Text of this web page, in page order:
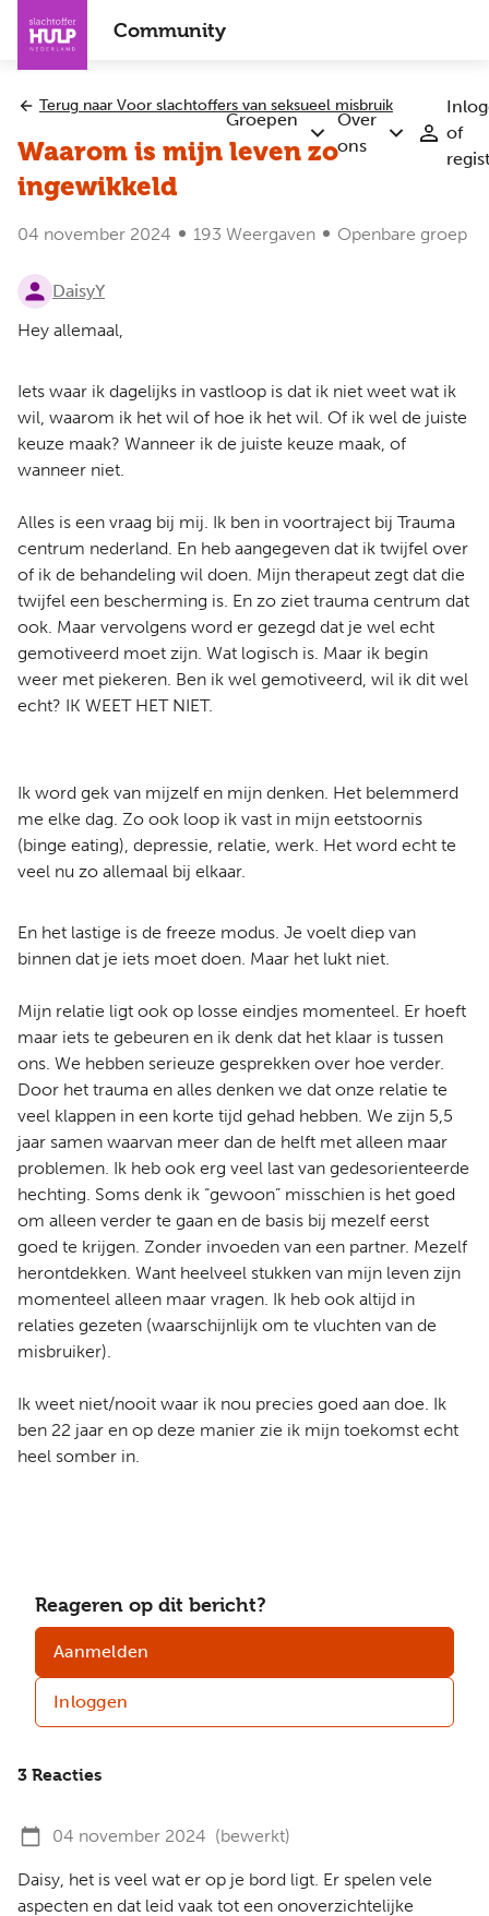
Overslaan
naar
inhoud
gaan
Community
Groepen
Submenu
Groepen
Over
ons
Submenu
of
Terug naar Voor slachtoffers van seksueel misbruik
Waarom is mijn leven zo
ingewikkeld
04 november 2024 193 Weergaven Openbare groep
DaisyY
Hey allemaal,
Iets waar ik dagelijks in vastloop is dat ik niet weet wat ik
wil, waarom ik het wil of hoe ik het wil. Of ik wel de juiste
keuze maak? Wanneer ik de juiste keuze maak, of
wanneer niet.
Alles is een vraag bij mij. Ik ben in voortraject bij Trauma
centrum nederland. En heb aangegeven dat ik twijfel over
of ik de behandeling wil doen. Mijn therapeut zegt dat die
twijfel een bescherming is. En zo ziet trauma centrum dat
ook. Maar vervolgens word er gezegd dat je wel echt
gemotiveerd moet zijn. Wat logisch is. Maar ik begin
weer met piekeren. Ben ik wel gemotiveerd, wil ik dit wel
echt? IK WEET HET NIET.
Ik word gek van mijzelf en mijn denken. Het belemmerd
me elke dag. Zo ook loop ik vast in mijn eetstoornis
(binge eating), depressie, relatie, werk. Het word echt te
veel nu zo allemaal bij elkaar.
En het lastige is de freeze modus. Je voelt diep van
binnen dat je iets moet doen. Maar het lukt niet.
Mijn relatie ligt ook op losse eindjes momenteel. Er hoeft
maar iets te gebeuren en ik denk dat het klaar is tussen
ons. We hebben serieuze gesprekken over hoe verder.
Door het trauma en alles denken we dat onze relatie te
veel klappen in een korte tijd gehad hebben. We zijn 5,5
jaar samen waarvan meer dan de helft met alleen maar
problemen. Ik heb ook erg veel last van gedesorienteerde
hechting. Soms denk ik “gewoon” misschien is het goed
om alleen verder te gaan en de basis bij mezelf eerst
goed te krijgen. Zonder invoeden van een partner. Mezelf
herontdekken. Want heelveel stukken van mijn leven zijn
momenteel alleen maar vragen. Ik heb ook altijd in
relaties gezeten (waarschijnlijk om te vluchten van de
misbruiker).
Ik weet niet/nooit waar ik nou precies goed aan doe. Ik
ben 22 jaar en op deze manier zie ik mijn toekomst echt
heel somber in.
Reageren op dit bericht?
Aanmelden
Inloggen
3 Reacties
04 november 2024 (bewerkt)
Daisy, het is veel wat er op je bord ligt. Er spelen vele
aspecten en dat leid vaak tot een onoverzichtelijke